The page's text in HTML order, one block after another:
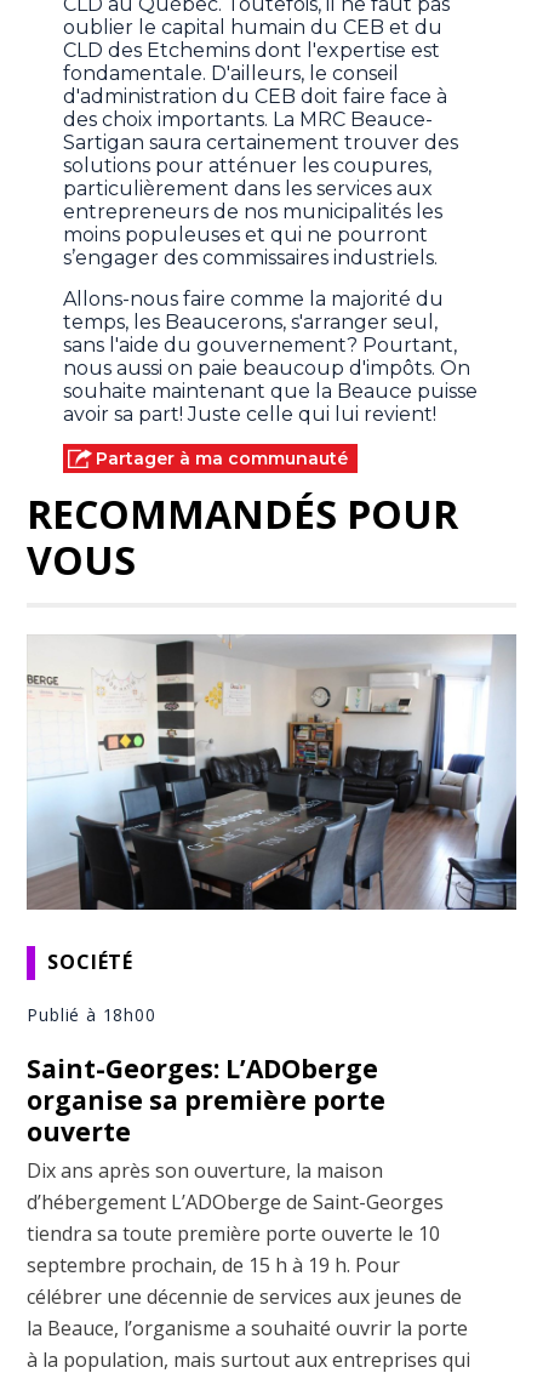
oublier le capital humain du CEB et du
CLD des Etchemins dont l'expertise est
fondamentale. D'ailleurs, le conseil
d'administration du CEB doit faire face à
des choix importants. La MRC Beauce-
Sartigan saura certainement trouver des
solutions pour atténuer les coupures,
particulièrement dans les services aux
entrepreneurs de nos municipalités les
moins populeuses et qui ne pourront
s’engager des commissaires industriels.
Allons-nous faire comme la majorité du
temps, les Beaucerons, s'arranger seul,
sans l'aide du gouvernement? Pourtant,
nous aussi on paie beaucoup d'impôts. On
souhaite maintenant que la Beauce puisse
avoir sa part! Juste celle qui lui revient!
Partager à ma communauté
RECOMMANDÉS POUR
VOUS
SOCIÉTÉ
Publié à 18h00
Saint-Georges: L’ADOberge
organise sa première porte
ouverte
Dix ans après son ouverture, la maison
d’hébergement L’ADOberge de Saint-Georges
tiendra sa toute première porte ouverte le 10
septembre prochain, de 15 h à 19 h. Pour
célébrer une décennie de services aux jeunes de
la Beauce, l’organisme a souhaité ouvrir la porte
à la population, mais surtout aux entreprises qui